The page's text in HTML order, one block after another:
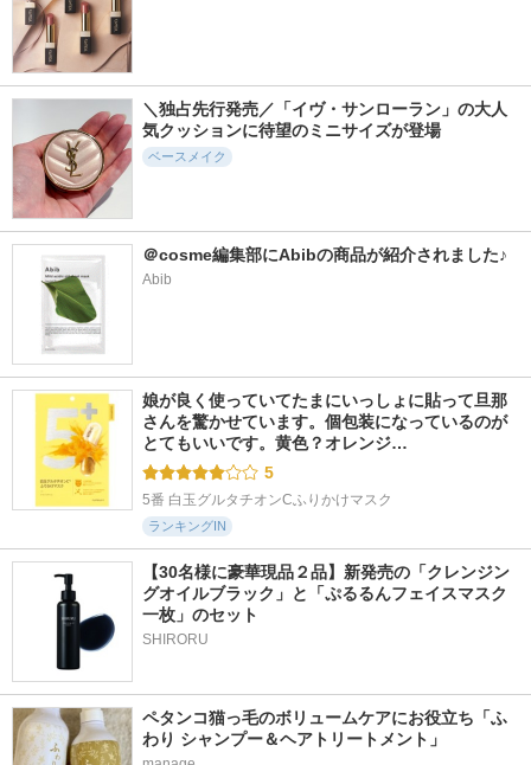
5.4
4427件
UVイデア XL プロテ
クショントーンアッ
プ ローズ+
ラ ロッシュ ポゼ
チップコンシーラー
LUNA
アップサンクリーム
（パープル）
5.6
エアリーポアカバー
クッション
AMUSE funnyelves 方里
＼独占先行発売／「イヴ・サンローラン」の大人
気クッションに待望のミニサイズが登場
ベースメイク
＠cosme編集部にAbibの商品が紹介されました♪
Abib
娘が良く使っていてたまにいっしょに貼って旦那
さんを驚かせています。個包装になっているのが
とてもいいです。黄色？オレンジ…
5
5番 白玉グルタチオンCふりかけマスク
ランキングIN
【30名様に豪華現品２品】新発売の「クレンジン
グオイルブラック」と「ぷるるんフェイスマスク
一枚」のセット
SHIRORU
ペタンコ猫っ毛のボリュームケアにお役立ち「ふ
わり シャンプー＆ヘアトリートメント」